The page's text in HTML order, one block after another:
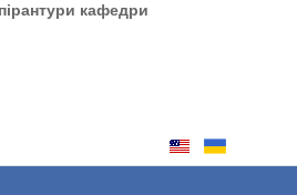
кафедри